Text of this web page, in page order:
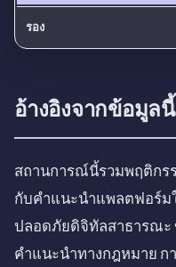
รอง
อ้างอิงจากข้อมูลนี้
สถานการณ์นี้รวมพฤติกร
กับคำแนะนำแพลตฟอร์ม
ปลอดภัยดิจิทัลสาธารณะ
คำแนะนำทางกฎหมาย